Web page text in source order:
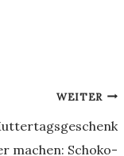
WEITER
machen: Schoko-